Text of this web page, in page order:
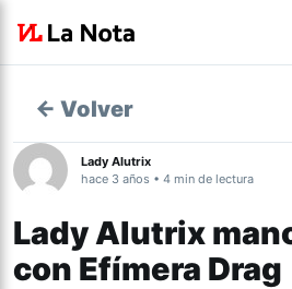
← Volver
Lady Alutrix
hace 3 años • 4 min de lectura
Lady Alutrix
con Efímera Drag